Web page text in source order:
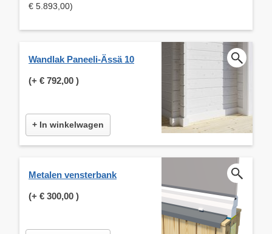
€ 5.893,00)
Wandlak Paneeli-Ässä 10
(+ € 792,00 )
+ In winkelwagen
Metalen vensterbank
(+ € 300,00 )